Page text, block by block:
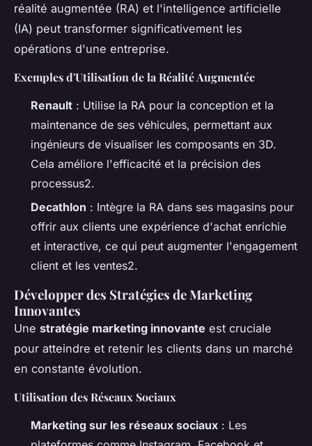
réalité augmentée (RA) et l'intelligence artificielle
(IA) peut transformer significativement les
opérations d'une entreprise.
Exemples d'Utilisation de la Réalité Augmentée
Renault : Utilise la RA pour la conception et la
maintenance de ses véhicules, permettant aux
ingénieurs de visualiser les composants en 3D.
Cela améliore l'efficacité et la précision des
processus2.
Decathlon : Intègre la RA dans ses magasins pour
offrir aux clients une expérience d'achat enrichie
et interactive, ce qui peut augmenter l'engagement
client et les ventes2.
Développer des Stratégies de Marketing
Innovantes
Une stratégie marketing innovante est cruciale
pour atteindre et retenir les clients dans un marché
en constante évolution.
Utilisation des Réseaux Sociaux
Marketing sur les réseaux sociaux : Les